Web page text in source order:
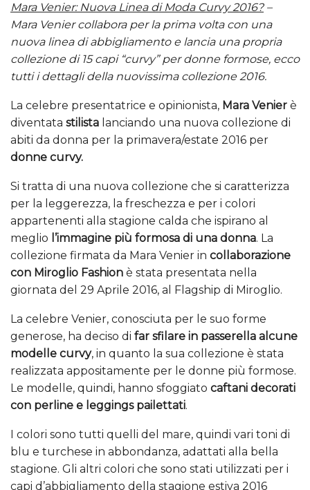
Mara Venier: Nuova Linea di Moda Curvy 2016?–
Mara Venier collabora per la prima volta con una
nuova linea di abbigliamento e lancia una propria
collezione di 15 capi “curvy” per donne formose, ecco
tutti i dettagli della nuovissima collezione 2016.
La celebre presentatrice e opinionista, Mara Venier è
diventata stilista lanciando una nuova collezione di
abiti da donna per la primavera/estate 2016 per
donne curvy.
Si tratta di una nuova collezione che si caratterizza
per la leggerezza, la freschezza e per i colori
appartenenti alla stagione calda che ispirano al
meglio l’immagine più formosa di una donna. La
collezione firmata da Mara Venier in collaborazione
con Miroglio Fashion è stata presentata nella
giornata del 29 Aprile 2016, al Flagship di Miroglio.
La celebre Venier, conosciuta per le suo forme
generose, ha deciso di far sfilare in passerella alcune
modelle curvy, in quanto la sua collezione è stata
realizzata appositamente per le donne più formose.
Le modelle, quindi, hanno sfoggiato caftani decorati
con perline e leggings pailettati.
I colori sono tutti quelli del mare, quindi vari toni di
blu e turchese in abbondanza, adattati alla bella
stagione. Gli altri colori che sono stati utilizzati per i
capi d’abbigliamento della stagione estiva 2016